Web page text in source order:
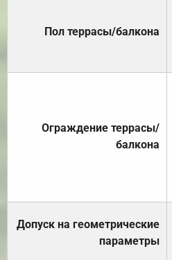
Пол террасы/балкона
Ограждение террасы/
балкона
Допуск на геометрические
параметры